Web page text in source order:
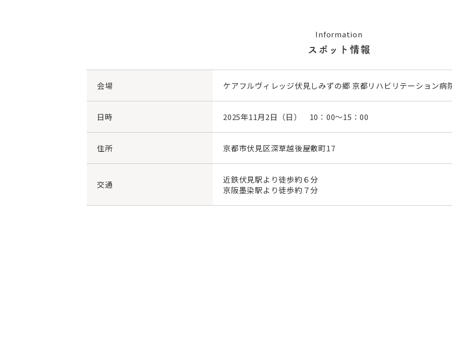
Information
スポット情報
会場 ケアフルヴィレッジ伏見しみずの郷 京都リハビリテーション病
日時 2025年11月2日（日） 10：00～15：00
住所 京都市伏見区深草越後屋敷町17
交通
近鉄伏見駅より徒歩約６分
京阪墨染駅より徒歩約７分